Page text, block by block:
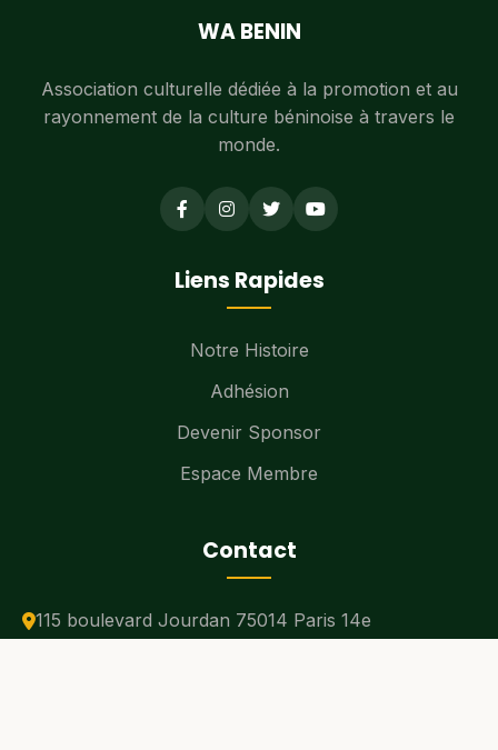
WA BENIN
Association culturelle dédiée à la promotion et au
rayonnement de la culture béninoise à travers le
monde.
Liens Rapides
Notre Histoire
Adhésion
Devenir Sponsor
Espace Membre
Contact
115 boulevard Jourdan 75014 Paris 14e